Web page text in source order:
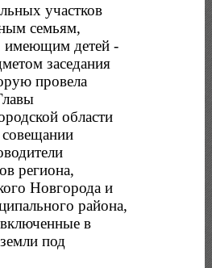
участков
семьям,
имеющим детей -
заседания
провела
области
региона,
Новгорода и
района,
в
под